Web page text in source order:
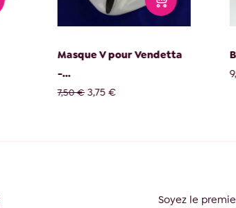
Masque V pour Vendetta
3,75 €
Soyez le